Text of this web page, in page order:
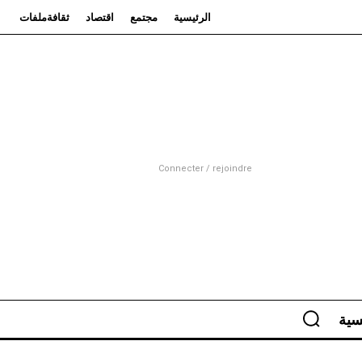
الرئيسية مجتمع اقتصاد ثقافةملفات
Connecter / rejoindre